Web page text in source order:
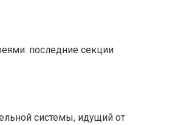
последние секции
системы, идущий от